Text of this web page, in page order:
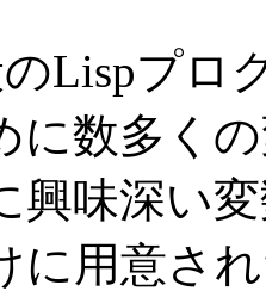
のLispプロ
に数多く
興味深い
に用意さ